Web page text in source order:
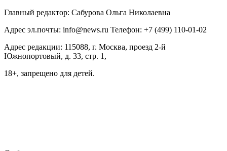
Главный редактор: Сабурова Ольга Николаевна
Адрес эл.почты: info@news.ru Телефон: +7 (499) 110-01-02
Адрес редакции: 115088, г. Москва, проезд 2-й
Южнопортовый, д. 33, стр. 1,
18+, запрещено для детей.